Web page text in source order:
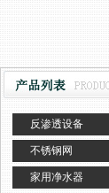
反渗透设备
不锈钢网
家用净水器